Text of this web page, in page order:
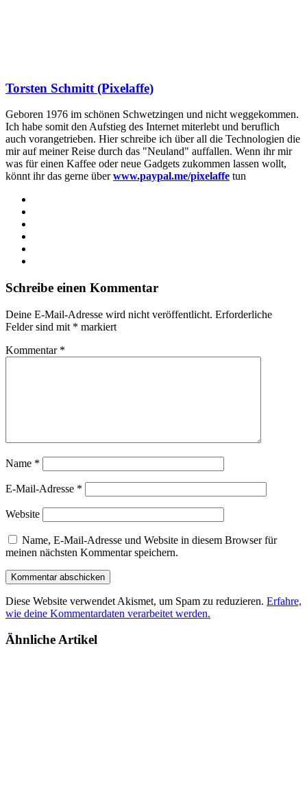
Torsten Schmitt (Pixelaffe)
Geboren 1976 im schönen Schwetzingen und nicht weggekommen.
Ich habe somit den Aufstieg des Internet miterlebt und beruflich
auch vorangetrieben. Hier schreibe ich über all die Technologien die
mir auf meiner Reise durch das "Neuland" auffallen. Wenn ihr mir
was für einen Kaffee oder neue Gadgets zukommen lassen wollt,
könnt ihr das gerne überwww.paypal.me/pixelaffe tun
Schreibe einen Kommentar
Deine E-Mail-Adresse wird nicht veröffentlicht. Erforderliche
Felder sind mit * markiert
Kommentar *
Name *
E-Mail-Adresse *
Website
Name, E-Mail-Adresse und Website in diesem Browser für
meinen nächsten Kommentar speichern.
Diese Website verwendet Akismet, um Spam zu reduzieren. Erfahre,
wie deine Kommentardaten verarbeitet werden.
Ähnliche Artikel